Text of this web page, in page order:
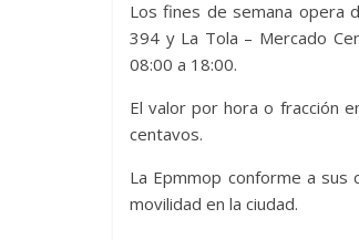
Los fines de semana opera
394 y La Tola – Mercado
08:00 a 18:00.
El valor por hora o fracción
centavos.
La Epmmop conforme a sus
movilidad en la ciudad.